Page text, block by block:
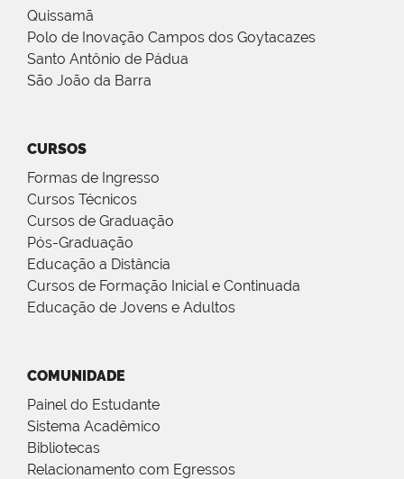
Quissamã
Polo de Inovação Campos dos Goytacazes
Santo Antônio de Pádua
São João da Barra
CURSOS
Formas de Ingresso
Cursos Técnicos
Cursos de Graduação
Pós-Graduação
Educação a Distância
Cursos de Formação Inicial e Continuada
Educação de Jovens e Adultos
COMUNIDADE
Painel do Estudante
Sistema Acadêmico
Bibliotecas
Relacionamento com Egressos